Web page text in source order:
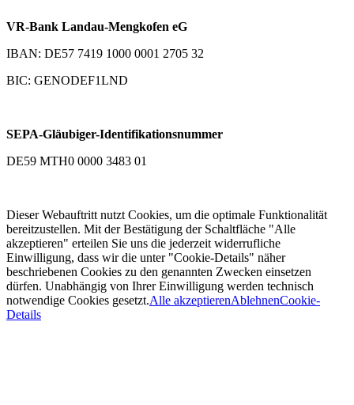
VR-Bank Landau-Mengkofen eG
IBAN: DE57 7419 1000 0001 2705 32
BIC: GENODEF1LND
SEPA-Gläubiger-Identifikationsnummer
DE59 MTH0 0000 3483 01
Dieser Webauftritt nutzt Cookies, um die optimale Funktionalität
bereitzustellen. Mit der Bestätigung der Schaltfläche "Alle
akzeptieren" erteilen Sie uns die jederzeit widerrufliche
Einwilligung, dass wir die unter "Cookie-Details" näher
beschriebenen Cookies zu den genannten Zwecken einsetzen
dürfen. Unabhängig von Ihrer Einwilligung werden technisch
notwendige Cookies gesetzt.Alle akzeptierenAblehnenCookie-
Details